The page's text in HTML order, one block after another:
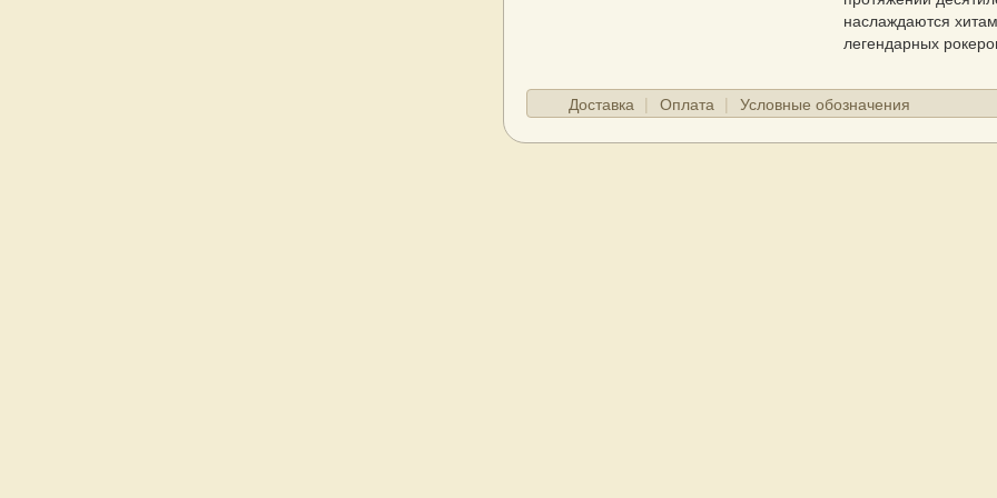
наслаждаются
легендарных
Доставка Оплата Условные обозначения